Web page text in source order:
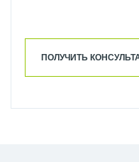
ПОЛУЧИТЬ